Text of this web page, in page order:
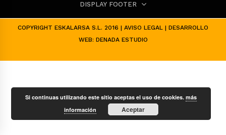
DISPLAY FOOTER
COPYRIGHT ESKALARSA S.L. 2016 | AVISO LEGAL | DESARROLLO
WEB: DENADA ESTUDIO
Si continuas utilizando este sitio aceptas el uso de cookies.más
información
Aceptar